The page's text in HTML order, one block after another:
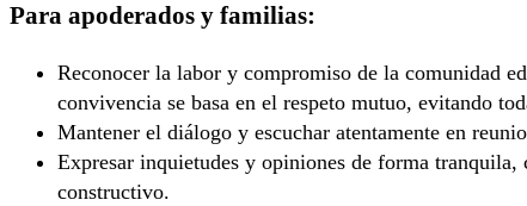
Para apoderados y familias:
Reconocer la labor y compromiso de la comunidad
convivencia se basa en el respeto mutuo, evitando
Mantener el diálogo y escuchar atentamente en
Expresar inquietudes y opiniones de forma
constructivo.